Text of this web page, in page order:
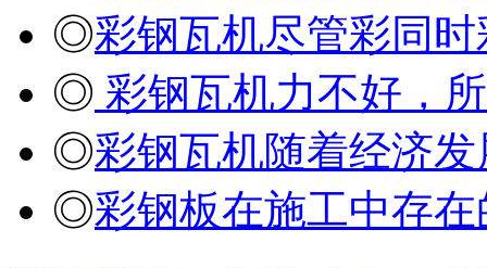
◎彩钢瓦机尽管彩同
◎ 彩钢瓦机力不好，
◎彩钢瓦机随着经济
◎彩钢板在施工中存